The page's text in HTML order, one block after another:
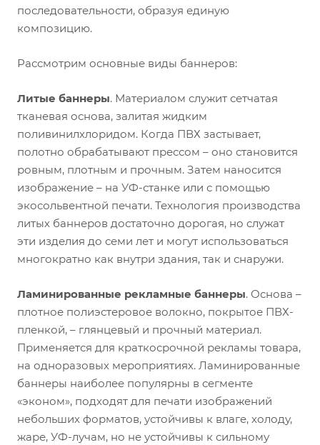
последовательности, образуя единую
композицию.
Рассмотрим основные виды баннеров:
Литые баннеры. Материалом служит сетчатая
тканевая основа, залитая жидким
поливинилхлоридом. Когда ПВХ застывает,
полотно обрабатывают прессом – оно становится
ровным, плотным и прочным. Затем наносится
изображение – на УФ-станке или с помощью
экосольвентной печати. Технология производства
литых баннеров достаточно дорогая, но служат
эти изделия до семи лет и могут использоваться
многократно как внутри здания, так и снаружи.
Ламинированные рекламные баннеры. Основа –
плотное полиэстеровое волокно, покрытое ПВХ-
пленкой, – глянцевый и прочный материал.
Применяется для краткосрочной рекламы товара,
на одноразовых мероприятиях. Ламинированные
баннеры наиболее популярны в сегменте
«эконом», подходят для печати изображений
небольших форматов, устойчивы к влаге, холоду,
жаре, УФ-лучам, но не устойчивы к сильному